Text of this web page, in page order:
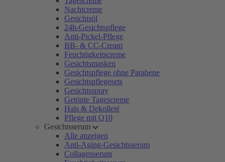
Nachtcreme
Gesichtsöl
24h-Gesichtspflege
Anti-Pickel-Pflege
BB- & CC-Cream
Feuchtigkeitscreme
Gesichtsmasken
Gesichtspflege ohne Parabene
Gesichtspflegesets
Gesichtsspray
Getönte Tagescreme
Hals & Dekolleté
Pflege mit Q10
Gesichtsserum
Alle anzeigen
Anti-Aging-Gesichtsserum
Collagenserum